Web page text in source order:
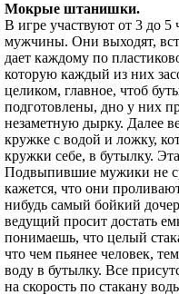
Мокрые штанишки.
В игре участвуют от 3 до 5
мужчины. Они выходят,
дает каждому по
которую каждый из них
целиком, главное, чтоб
подготовлены, дно у них
незаметную дырку. Далее
кружке с водой и ложку,
кружки себе, в бутылку.
Подвыпившие мужики не
кажется, что они
нибудь самый бойкий
ведущий просит достать
понимаешь, что целый
что чем пьянее человек,
воду в бутылку. Все
на скорость по стакану